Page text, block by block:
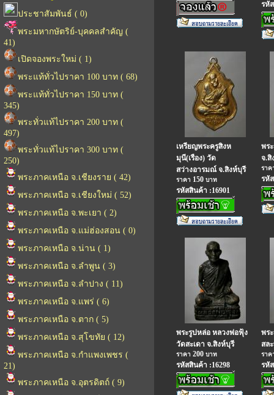
ประชาสัมพันธ์ ( 0)
พระมหากษัตริย์-บุคคลสำคัญ (
41)
เปิดจองพระใหม่ ( 1)
พระแท้ทั่วไปราคา 100 บาท ( 68)
พระแท้ทั่วไปราคา 150 บาท (
345)
พระทั่วแท้ไปราคา 200 บาท (
497)
พระทั่วแท้ไปราคา 300 บาท (
250)
พระภาคเหนือ จ.เชียงราย ( 42)
พระภาคเหนือ จ.เชียงใหม่ ( 52)
พระภาคเหนือ จ.พะเยา ( 2)
พระภาคเหนือ จ.แม่ฮ่องสอน ( 0)
พระภาคเหนือ จ.น่าน ( 1)
พระภาคเหนือ จ.ลำพูน ( 3)
พระภาคเหนือ จ.ลำปาง ( 11)
พระภาคเหนือ จ.แพร่ ( 6)
พระภาคเหนือ จ.ตาก ( 5)
พระภาคเหนือ จ.สุโขทัย ( 12)
พระภาคเหนือ จ.กำแพงเพชร (
21)
พระภาคเหนือ จ.อุตรดิตถ์ ( 9)
รหั
เหรียญพระครูสิงห
มุนี(เรือง) วัด
สว่างอารมณ์ จ.สิงห์บุรี
ราคา 150 บาท
รหัสสินค้า :16901
พร
จ.สิ
รา
รหั
พระรูปหล่อ หลวงพ่อฟุ้ง
วัดสะเดา จ.สิงห์บุรี
ราคา 200 บาท
รหัสสินค้า :16298
พร
สล
รา
รหั